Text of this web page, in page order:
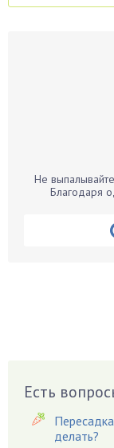
Аспарагус
Бархатцы
Вазоны
Вешенки
Виноград
Не
Благодаря
Есть
делать?